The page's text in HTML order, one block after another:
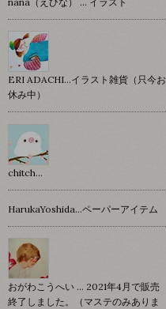
ERI ADACHI...イラスト雑貨（只今お
休み中）
chitch…
HarukaYoshida…ペーパーアイテム
おがわこうへい … 2021年4月で販売
終了しました。（マステのみありま